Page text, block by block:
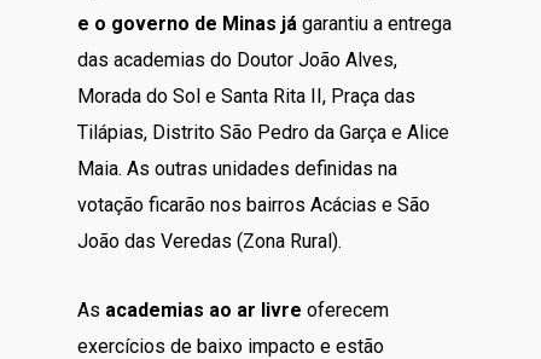
e o governo de Minas já garantiu a entrega
das academias do Doutor João Alves,
Morada do Sol e Santa Rita II, Praça das
Tilápias, Distrito São Pedro da Garça e Alice
Maia. As outras unidades definidas na
votação ficarão nos bairros Acácias e São
João das Veredas (Zona Rural).
As academias ao ar livre oferecem
exercícios de baixo impacto e estão